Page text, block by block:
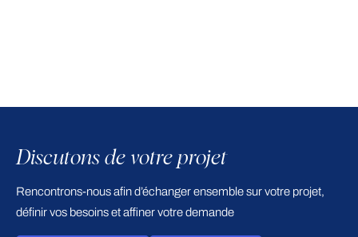
Discutons de votre projet
Rencontrons-nous afin d’échanger ensemble sur votre projet,
définir vos besoins et affiner votre demande